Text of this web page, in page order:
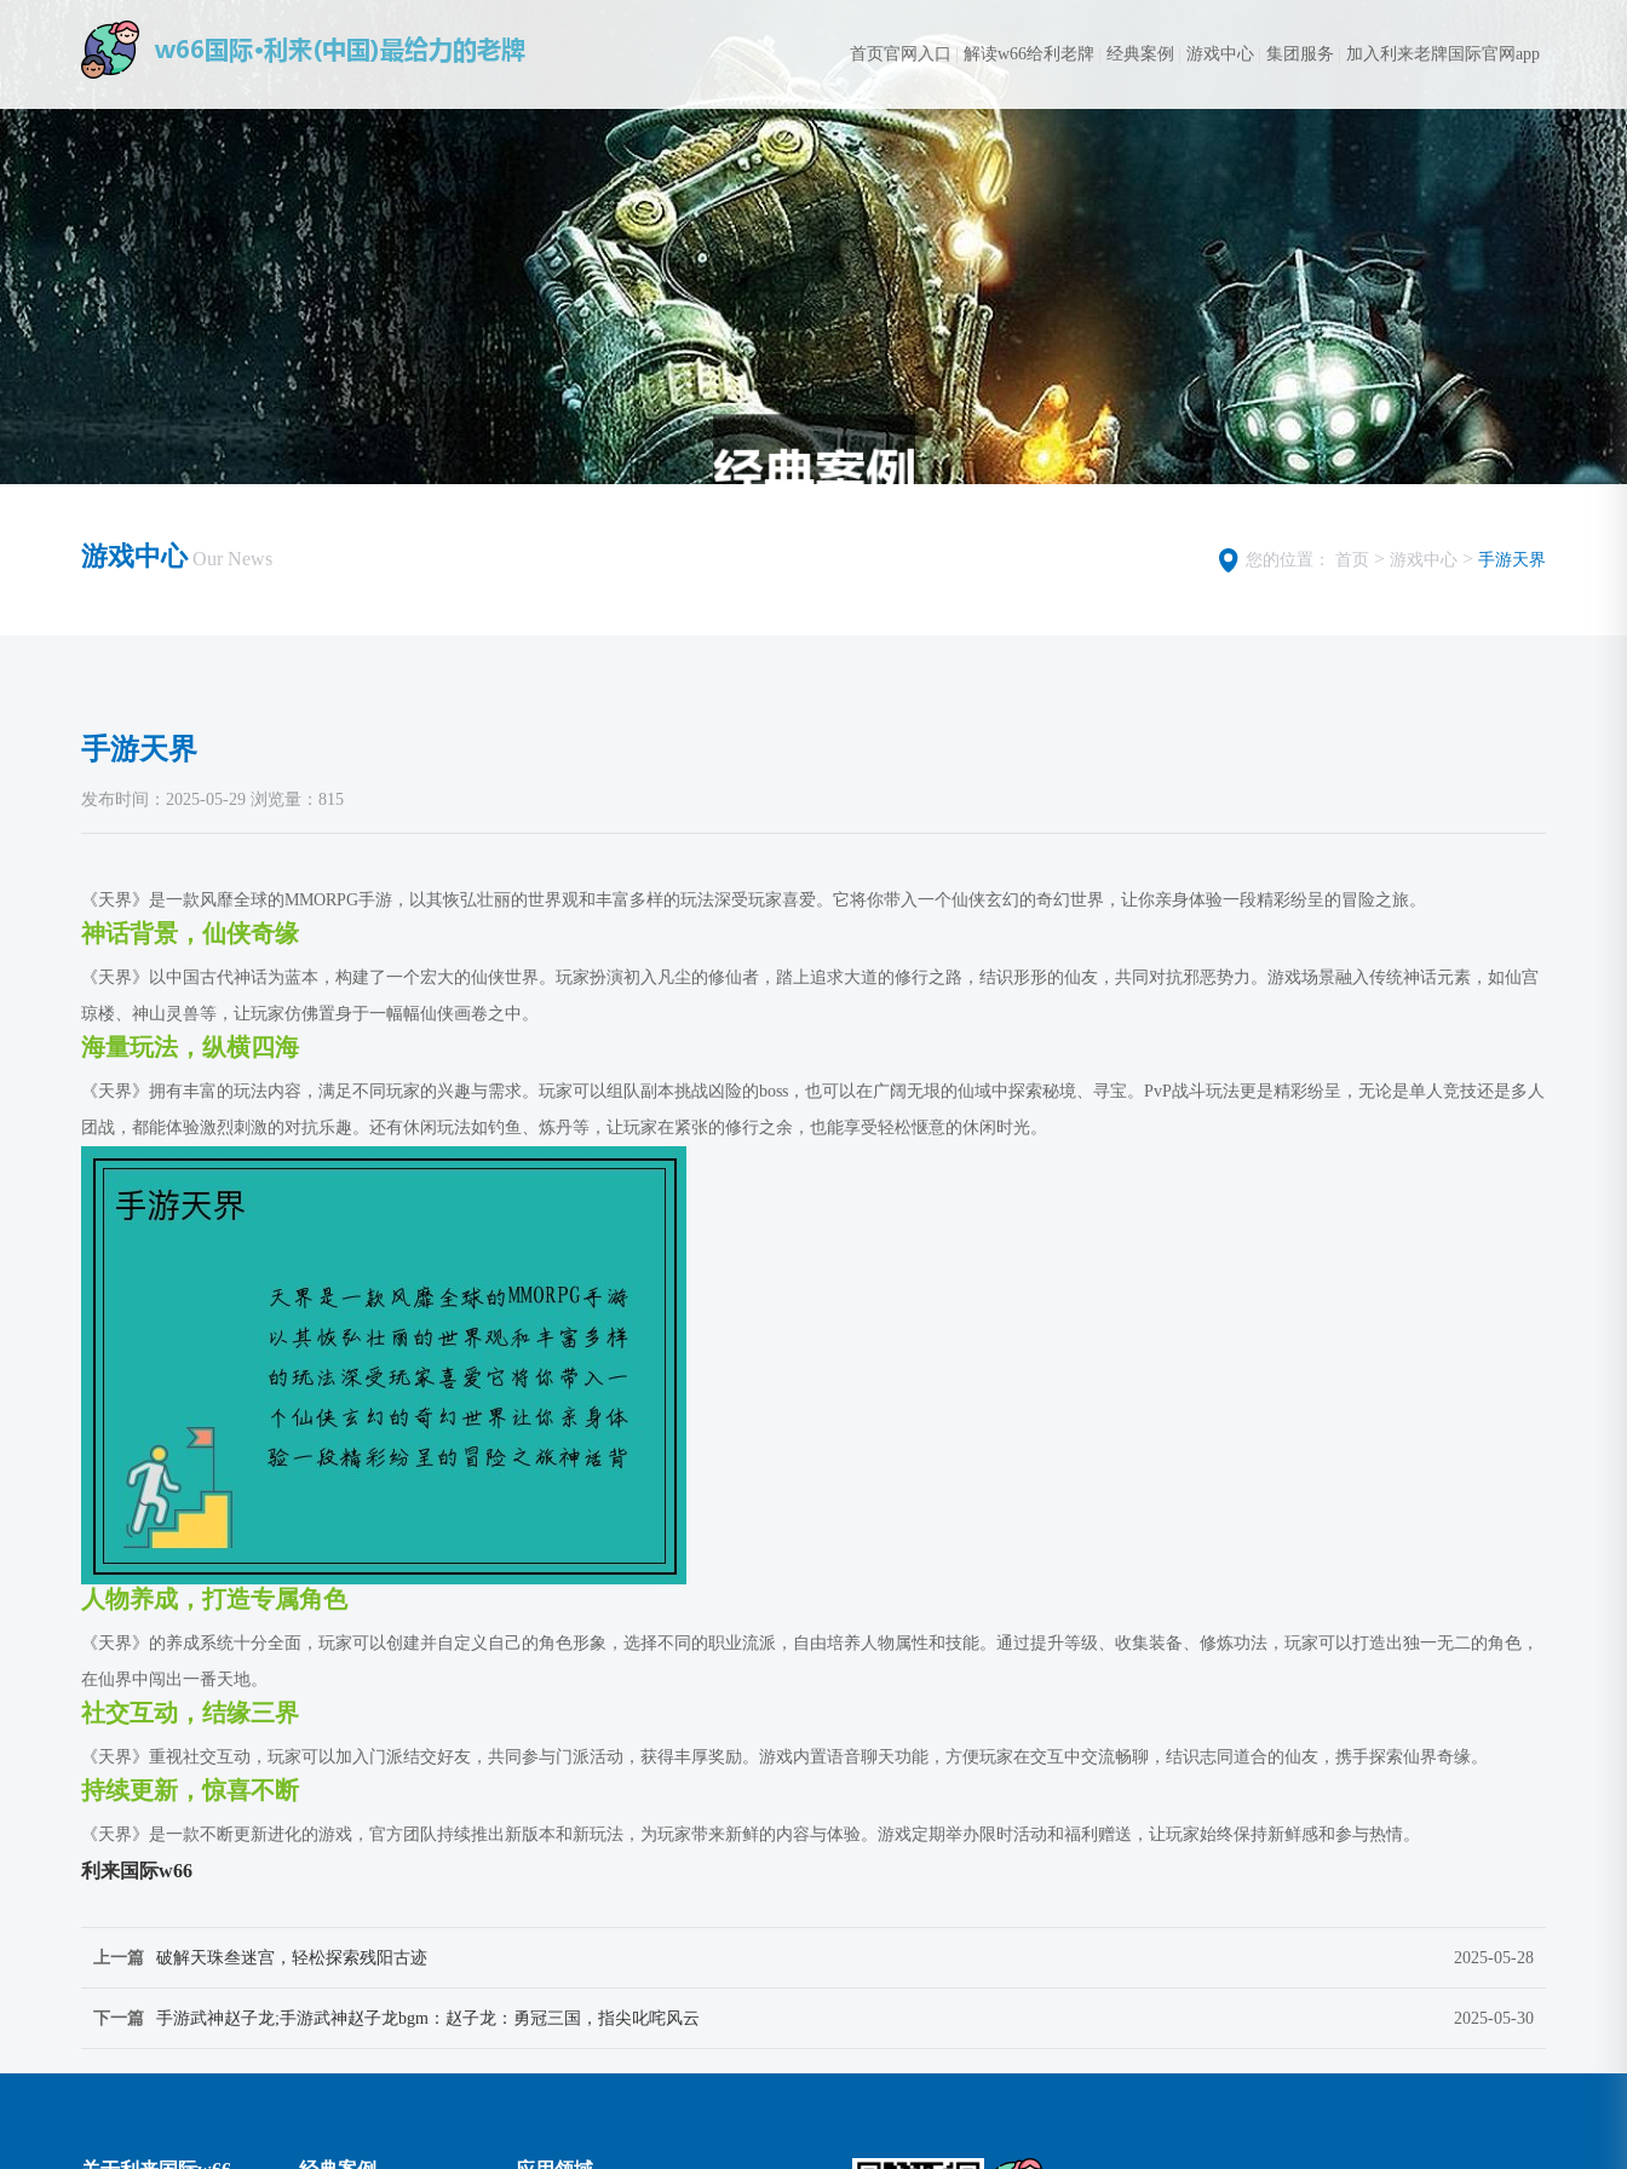
首页官网入口 解读w66给利老牌 经典案例 游戏中心 集团服务 加入利来老牌国际官网app
游戏中心 Our News 您的位置： 首页 > 游戏中心> 手游天界
手游天界
发布时间：2025-05-29 浏览量：815
《天界》是一款风靡全球的MMORPG手游，以其恢弘壮丽的世界观和丰富多样的玩法深受玩家喜爱。它将你带入一个仙侠玄幻的奇幻世界，让你亲身体验一段精彩纷呈的冒险之旅。
神话背景，仙侠奇缘
《天界》以中国古代神话为蓝本，构建了一个宏大的仙侠世界。玩家扮演初入凡尘的修仙者，踏上追求大道的修行之路，结识形形的仙友，共同对抗邪恶势力。游戏场景融入传统神话元素，如仙宫
琼楼、神山灵兽等，让玩家仿佛置身于一幅幅仙侠画卷之中。
海量玩法，纵横四海
《天界》拥有丰富的玩法内容，满足不同玩家的兴趣与需求。玩家可以组队副本挑战凶险的boss，也可以在广阔无垠的仙域中探索秘境、寻宝。PvP战斗玩法更是精彩纷呈，无论是单人竞技还是多人
团战，都能体验激烈刺激的对抗乐趣。还有休闲玩法如钓鱼、炼丹等，让玩家在紧张的修行之余，也能享受轻松惬意的休闲时光。
人物养成，打造专属角色
《天界》的养成系统十分全面，玩家可以创建并自定义自己的角色形象，选择不同的职业流派，自由培养人物属性和技能。通过提升等级、收集装备、修炼功法，玩家可以打造出独一无二的角色，
在仙界中闯出一番天地。
社交互动，结缘三界
《天界》重视社交互动，玩家可以加入门派结交好友，共同参与门派活动，获得丰厚奖励。游戏内置语音聊天功能，方便玩家在交互中交流畅聊，结识志同道合的仙友，携手探索仙界奇缘。
持续更新，惊喜不断
《天界》是一款不断更新进化的游戏，官方团队持续推出新版本和新玩法，为玩家带来新鲜的内容与体验。游戏定期举办限时活动和福利赠送，让玩家始终保持新鲜感和参与热情。
利来国际w66
上一篇 破解天珠叁迷宫，轻松探索残阳古迹 2025-05-28
下一篇 手游武神赵子龙;手游武神赵子龙bgm：赵子龙：勇冠三国，指尖叱咤风云 2025-05-30